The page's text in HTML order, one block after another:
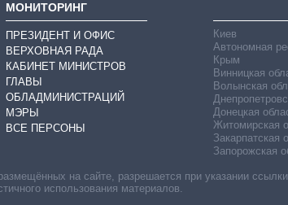
МОНИТОРИНГ
ПРЕЗИДЕНТ И ОФИС
ВЕРХОВНАЯ РАДА
КАБИНЕТ МИНИСТРОВ
ГЛАВЫ
ОБЛАДМИНИСТРАЦИЙ
МЭРЫ
ВСЕ ПЕРСОНЫ
Киев
Автономная
Крым
Винницкая
Волынская
Донецкая
Житомирская
Закарпатская
Запорожская
на сайте, разрешается при указании
использования материалов.